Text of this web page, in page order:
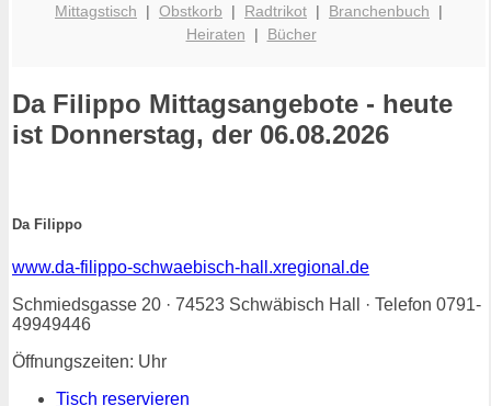
Mittagstisch | Obstkorb | Radtrikot | Branchenbuch |
Heiraten | Bücher
Da Filippo Mittagsangebote - heute
ist Donnerstag, der 06.08.2026
Da Filippo
www.da-filippo-schwaebisch-hall.xregional.de
Schmiedsgasse 20 · 74523 Schwäbisch Hall · Telefon 0791-
49949446
Öffnungszeiten: Uhr
Tisch reservieren